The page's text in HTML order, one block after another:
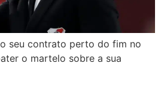
seu contrato perto do fim no
o martelo sobre a sua